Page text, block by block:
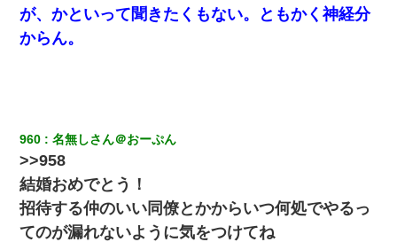
妻「ずっと好きだった人と一緒になりたいから、わかれて
ください」→離婚後、娘と実家で生活してると…
我が家のガレージに見知らぬ車。俺「もしもし、玄関にも
シャッターリモコンあるだろ？DOWNのボタン押してｗ」
→ 待つこと１時間弱・・・
10年ほど前、息子がまだ年中だった時に離婚したんだけ
ど、一昨年の暮れに突然息子が職場を訪ねてきた。
が、かといって聞きたくもない。ともかく神経分
からん。
960 名無しさん＠おーぷん
>>958
結婚おめでとう！
招待する仲のいい同僚とかからいつ何処でやるっ
てのが漏れないように気をつけてね